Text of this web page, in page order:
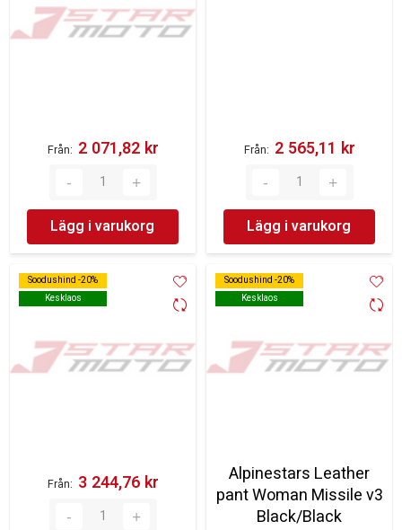
Från 2 071,82 kr‎
Lägg i varukorg
Från 2 565,11 kr‎
Lägg i varukorg
Soodushind -20%
Kesklaos
Soodushind -20%
Kesklaos
Från 3 244,76 kr‎
Soodushind -20%
Kesklaos
Soodushind -20%
Kesklaos
Alpinestars Leather
pant Woman Missile v3
Black/Black